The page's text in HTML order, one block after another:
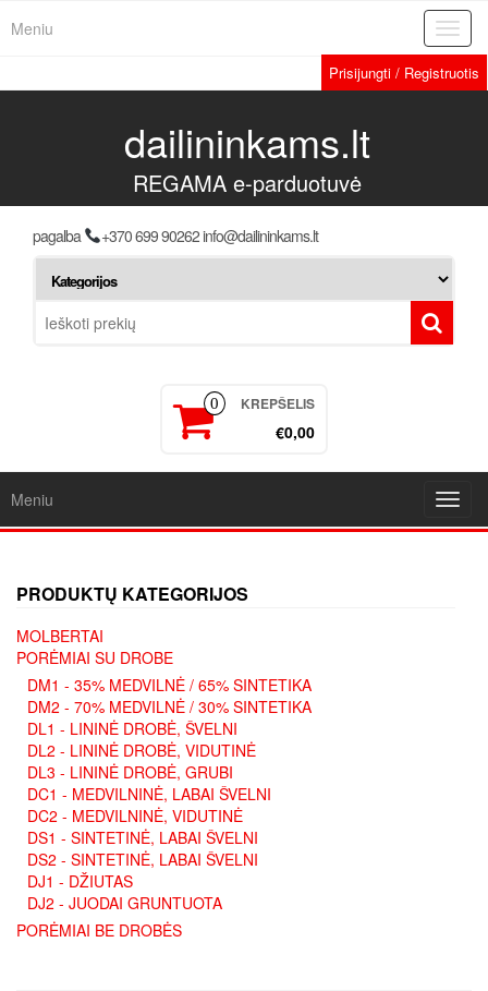
Meniu
Prisijungti / Registruotis
dailininkams.lt
REGAMA e-parduotuvė
pagalba +370 699 90262 info@dailininkams.lt
0 KREPŠELIS
€0,00
Meniu
PRODUKTŲ KATEGORIJOS
MOLBERTAI
PORĖMIAI SU DROBE
DM1 - 35% MEDVILNĖ / 65% SINTETIKA
DM2 - 70% MEDVILNĖ / 30% SINTETIKA
DL1 - LININĖ DROBĖ, ŠVELNI
DL2 - LININĖ DROBĖ, VIDUTINĖ
DL3 - LININĖ DROBĖ, GRUBI
DC1 - MEDVILNINĖ, LABAI ŠVELNI
DC2 - MEDVILNINĖ, VIDUTINĖ
DS1 - SINTETINĖ, LABAI ŠVELNI
DS2 - SINTETINĖ, LABAI ŠVELNI
DJ1 - DŽIUTAS
DJ2 - JUODAI GRUNTUOTA
PORĖMIAI BE DROBĖS